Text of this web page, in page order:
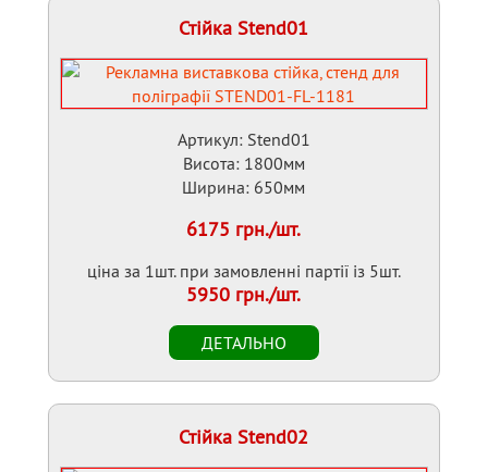
Стійка Stend01
Артикул: Stend01
Висота: 1800мм
Ширина: 650мм
6175 грн./шт.
ціна за 1шт. при замовленні партії із 5шт.
5950 грн./шт.
Стійка Stend02